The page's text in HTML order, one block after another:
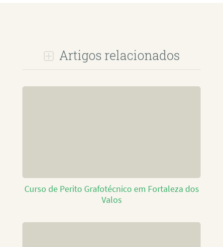
Artigos relacionados
Curso de Perito Grafotécnico em Fortaleza dos
Valos